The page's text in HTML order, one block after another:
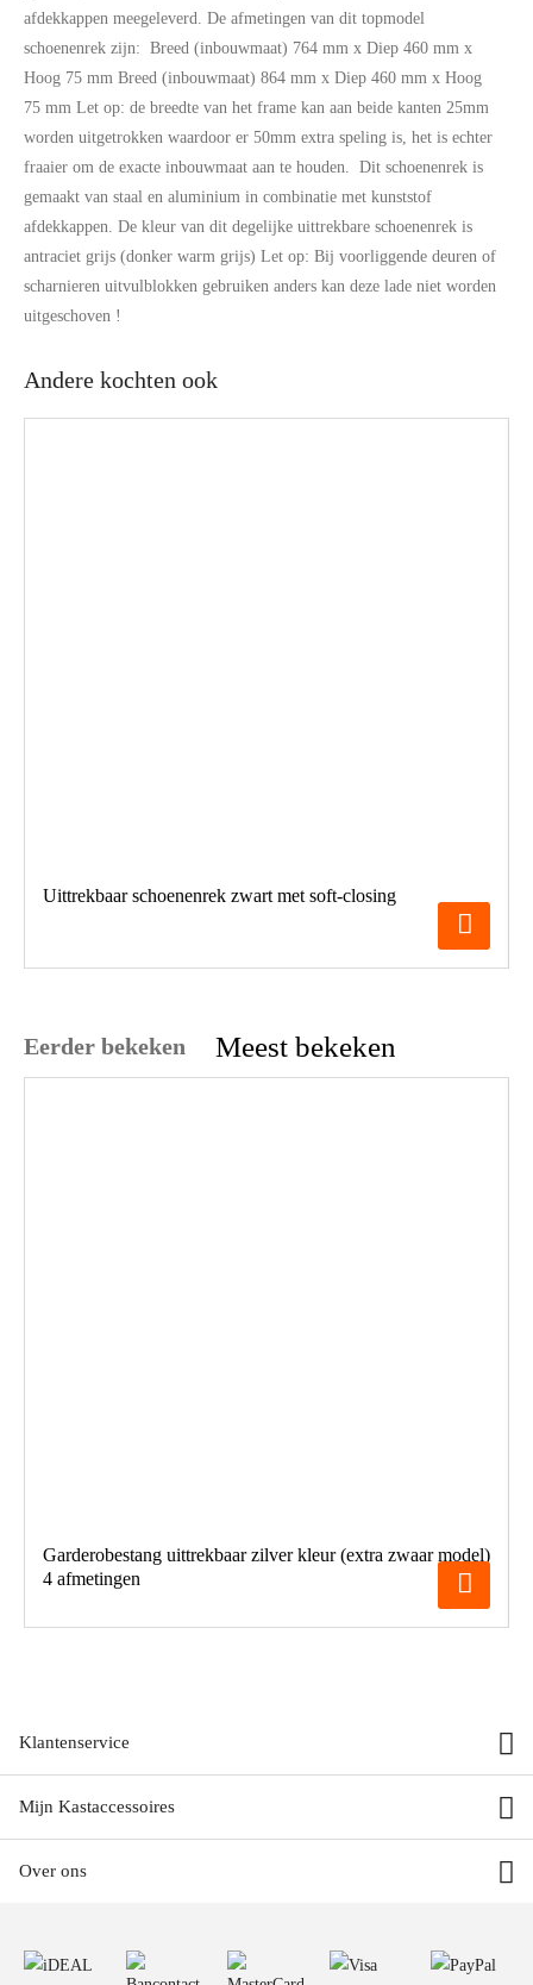
afdekkappen meegeleverd. De afmetingen van dit topmodel
schoenenrek zijn: Breed (inbouwmaat) 764 mm x Diep 460 mm x
Hoog 75 mm Breed (inbouwmaat) 864 mm x Diep 460 mm x Hoog
75 mm Let op: de breedte van het frame kan aan beide kanten 25mm
worden uitgetrokken waardoor er 50mm extra speling is, het is echter
fraaier om de exacte inbouwmaat aan te houden. Dit schoenenrek is
gemaakt van staal en aluminium in combinatie met kunststof
afdekkappen. De kleur van dit degelijke uittrekbare schoenenrek is
antraciet grijs (donker warm grijs) Let op: Bij voorliggende deuren of
scharnieren uitvulblokken gebruiken anders kan deze lade niet worden
uitgeschoven !
Andere kochten ook
Uittrekbaar schoenenrek zwart met soft-closing
Eerder bekeken Meest bekeken
Garderobestang uittrekbaar zilver kleur (extra zwaar model)
4 afmetingen
Klantenservice
Mijn Kastaccessoires
Over ons